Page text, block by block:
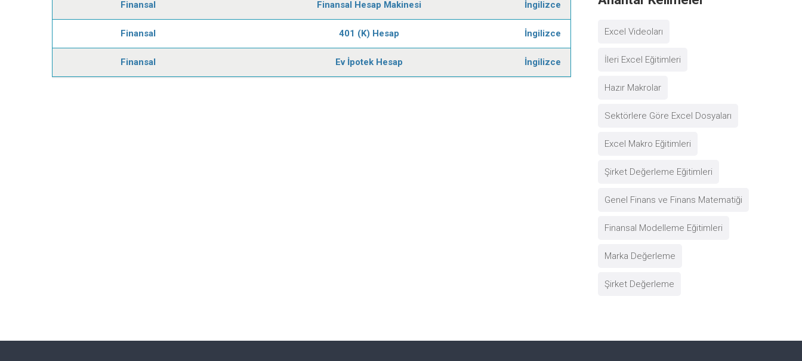
Finansal Finansal Hesap Makinesi İngilizce
Finansal 401 (K) Hesap İngilizce
Finansal Ev İpotek Hesap İngilizce
Excel Videoları
İleri Excel Eğitimleri
Hazır Makrolar
Sektörlere Göre Excel Dosyaları
Excel Makro Eğitimleri
Şirket Değerleme Eğitimleri
Genel Finans ve Finans Matematiği
Finansal Modelleme Eğitimleri
Marka Değerleme
Şirket Değerleme